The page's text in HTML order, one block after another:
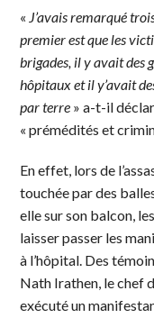
« J’avais remarqué
premier est que les
brigades, il y avait des
hôpitaux et il y’avait
par terre » a-t-il
« prémédités et
En effet, lors de
touchée par des
elle sur son balcon,
laisser passer les
à l’hôpital. Des
Nath Irathen, le chef
exécuté un